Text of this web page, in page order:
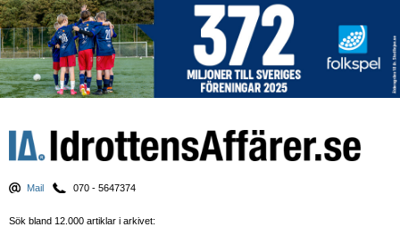
Mail 070 - 5647374
Sök bland 12.000 artiklar i arkivet: